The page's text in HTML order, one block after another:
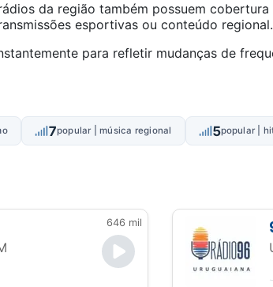
da região também possuem cobertura
esportivas ou conteúdo regional.
para refletir mudanças de
7popular | música regional 5popular |
646 mil